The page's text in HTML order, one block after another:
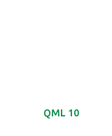
QML 10